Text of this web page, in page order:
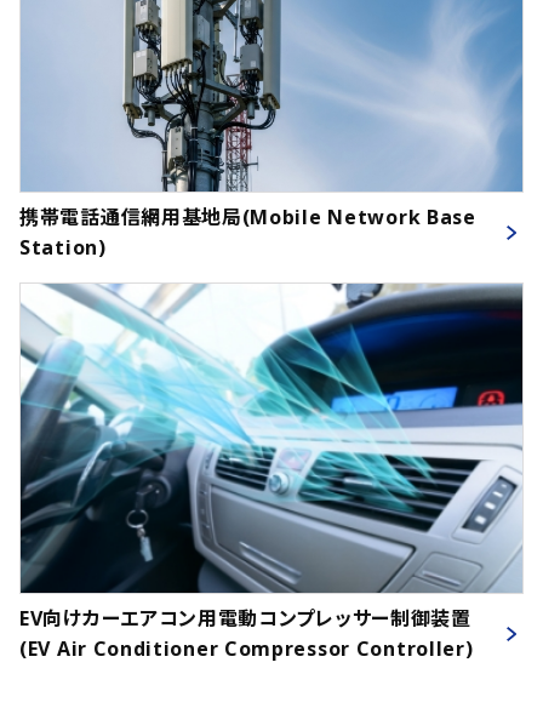
携帯電話通信網用基地局(Mobile Network Base
Station)
EV向けカーエアコン用電動コンプレッサー制御装置
(EV Air Conditioner Compressor Controller)